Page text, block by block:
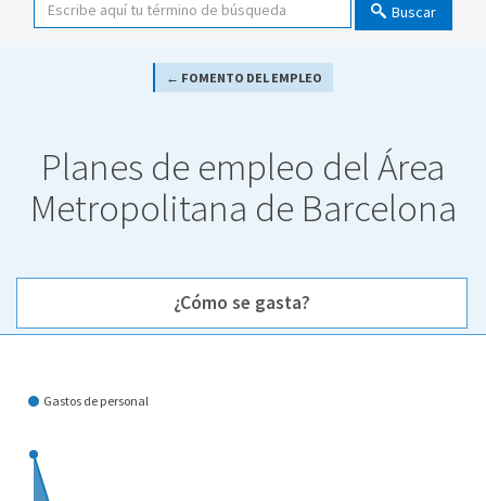
Buscar
← FOMENTO DEL EMPLEO
Planes de empleo del Área
Metropolitana de Barcelona
¿Cómo se gasta?
Gastos de personal